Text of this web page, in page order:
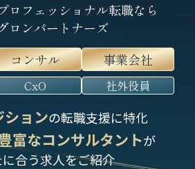
ロフェッショナル転職なら
ロンパートナーズ
コンサル 事業会社
CxO 社外役員
ションの転職支援に特化
富なコンサルタントが
合う求人をご紹介